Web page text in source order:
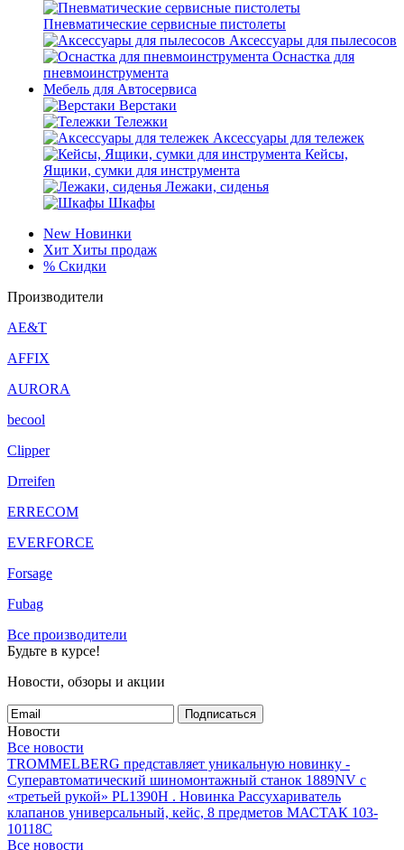
Пневматические сервисные пистолеты
Аксессуары для пылесосов
Оснастка для
пневмоинструмента
Мебель для Автосервиса
Верстаки
Тележки
Аксессуары для тележек
Кейсы,
Ящики, сумки для инструмента
Лежаки, сиденья
Шкафы
New Новинки
Хит Хиты продаж
% Скидки
Производители
AE&T
AFFIX
AURORA
becool
Clipper
Drreifen
ERRECOM
EVERFORCE
Forsage
Fubag
Все производители
Будьте в курсе!
Новости, обзоры и акции
Подписаться
Новости
Все новости
TROMMELBERG представляет уникальную новинку -
Суперавтоматический шиномонтажный станок 1889NV с
«третьей рукой» PL1390H . Новинка Рассухариватель
клапанов универсальный, кейс, 8 предметов МАСТАК 103-
10118C
Все новости